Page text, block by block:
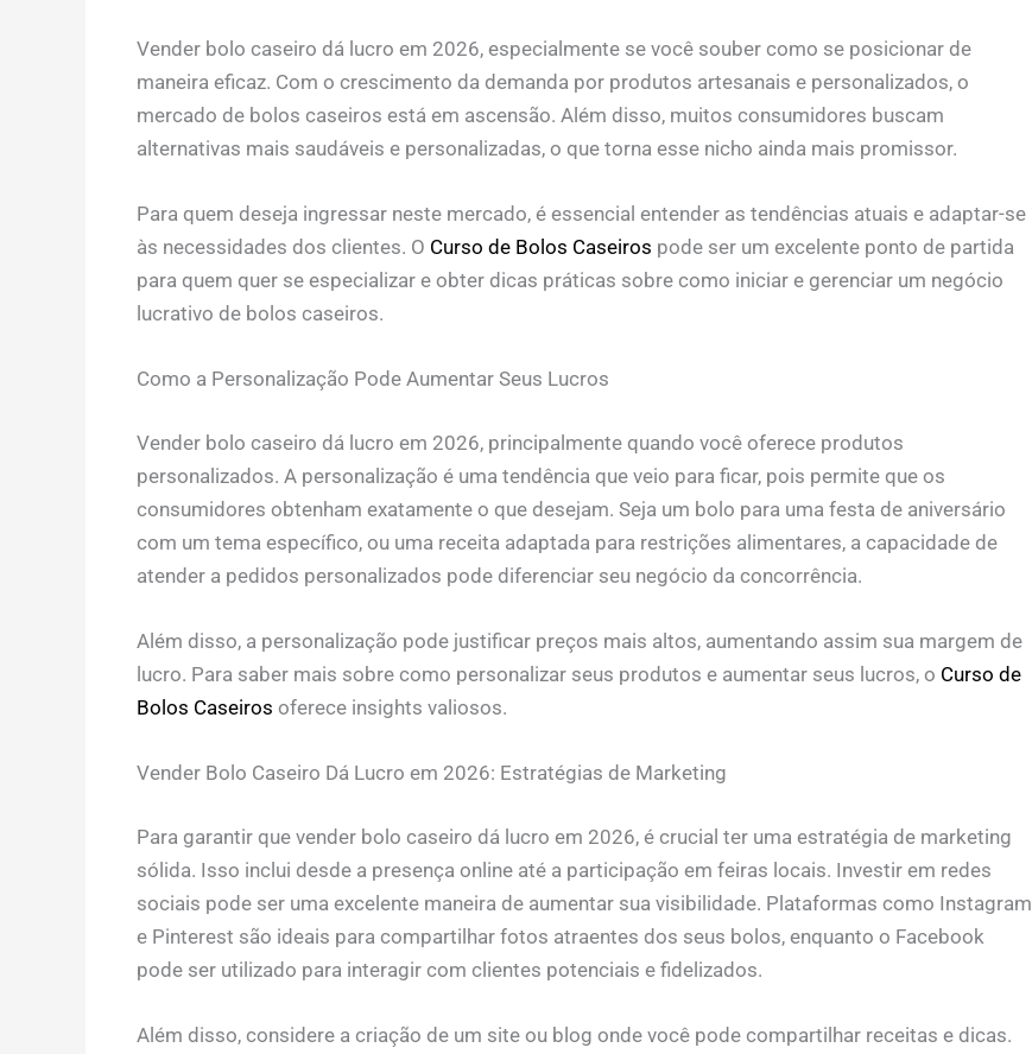
Vender bolo caseiro dá lucro em 2026, especialmente se você souber como se posicionar de
maneira eficaz. Com o crescimento da demanda por produtos artesanais e personalizados, o
mercado de bolos caseiros está em ascensão. Além disso, muitos consumidores buscam
alternativas mais saudáveis e personalizadas, o que torna esse nicho ainda mais promissor.
Para quem deseja ingressar neste mercado, é essencial entender as tendências atuais e adaptar-se
às necessidades dos clientes. O Curso de Bolos Caseiros pode ser um excelente ponto de partida
para quem quer se especializar e obter dicas práticas sobre como iniciar e gerenciar um negócio
lucrativo de bolos caseiros.
Como a Personalização Pode Aumentar Seus Lucros
Vender bolo caseiro dá lucro em 2026, principalmente quando você oferece produtos
personalizados. A personalização é uma tendência que veio para ficar, pois permite que os
consumidores obtenham exatamente o que desejam. Seja um bolo para uma festa de aniversário
com um tema específico, ou uma receita adaptada para restrições alimentares, a capacidade de
atender a pedidos personalizados pode diferenciar seu negócio da concorrência.
Além disso, a personalização pode justificar preços mais altos, aumentando assim sua margem de
lucro. Para saber mais sobre como personalizar seus produtos e aumentar seus lucros, o Curso de
Bolos Caseiros oferece insights valiosos.
Vender Bolo Caseiro Dá Lucro em 2026: Estratégias de Marketing
Para garantir que vender bolo caseiro dá lucro em 2026, é crucial ter uma estratégia de marketing
sólida. Isso inclui desde a presença online até a participação em feiras locais. Investir em redes
sociais pode ser uma excelente maneira de aumentar sua visibilidade. Plataformas como Instagram
e Pinterest são ideais para compartilhar fotos atraentes dos seus bolos, enquanto o Facebook
pode ser utilizado para interagir com clientes potenciais e fidelizados.
Além disso, considere a criação de um site ou blog onde você pode compartilhar receitas e dicas.